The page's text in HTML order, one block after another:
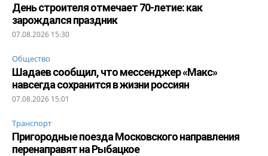
День строителя отмечает 70-летие: как
зарождался праздник
07.08.2026 15:30
Общество
Шадаев сообщил, что мессенджер «Макс»
навсегда сохранится в жизни россиян
07.08.2026 15:01
Транспорт
Пригородные поезда Московского направления
перенаправят на Рыбацкое